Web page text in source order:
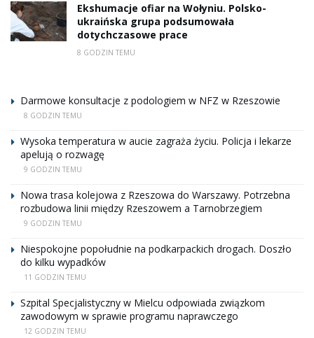
Ekshumacje ofiar na Wołyniu. Polsko-
ukraińska grupa podsumowała
dotychczasowe prace
8 GODZIN TEMU
Darmowe konsultacje z podologiem w NFZ w Rzeszowie
8 GODZIN TEMU
Wysoka temperatura w aucie zagraża życiu. Policja i lekarze
apelują o rozwagę
9 GODZIN TEMU
Nowa trasa kolejowa z Rzeszowa do Warszawy. Potrzebna
rozbudowa linii między Rzeszowem a Tarnobrzegiem
9 GODZIN TEMU
Niespokojne popołudnie na podkarpackich drogach. Doszło
do kilku wypadków
11 GODZIN TEMU
Szpital Specjalistyczny w Mielcu odpowiada związkom
zawodowym w sprawie programu naprawczego
12 GODZIN TEMU